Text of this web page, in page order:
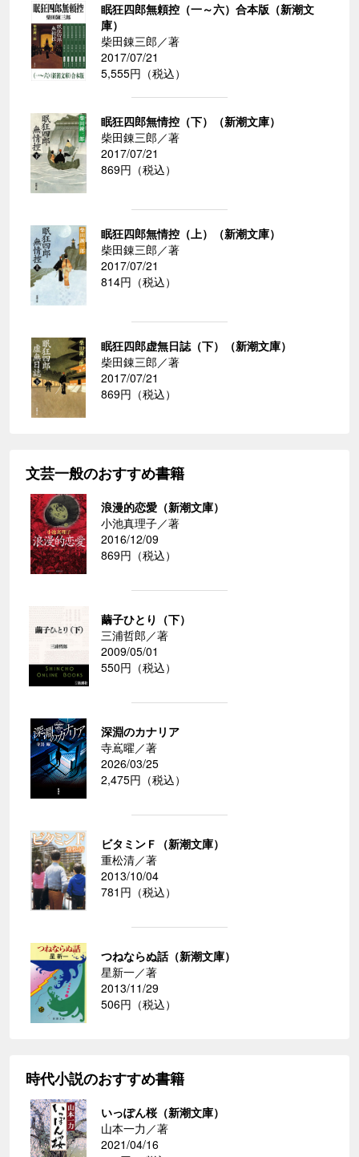
眠狂四郎無頼控（一～六）合本版（新潮文
庫）
柴田錬三郎／著
2017/07/21
5,555円（税込）
眠狂四郎無情控（下）（新潮文庫）
柴田錬三郎／著
2017/07/21
869円（税込）
眠狂四郎無情控（上）（新潮文庫）
柴田錬三郎／著
2017/07/21
814円（税込）
眠狂四郎虚無日誌（下）（新潮文庫）
柴田錬三郎／著
2017/07/21
869円（税込）
文芸一般のおすすめ書籍
浪漫的恋愛（新潮文庫）
小池真理子／著
2016/12/09
869円（税込）
繭子ひとり（下）
三浦哲郎／著
2009/05/01
550円（税込）
深淵のカナリア
寺嶌曜／著
2026/03/25
2,475円（税込）
ビタミンＦ（新潮文庫）
重松清／著
2013/10/04
781円（税込）
つねならぬ話（新潮文庫）
星新一／著
2013/11/29
506円（税込）
時代小説のおすすめ書籍
いっぽん桜（新潮文庫）
山本一力／著
2021/04/16